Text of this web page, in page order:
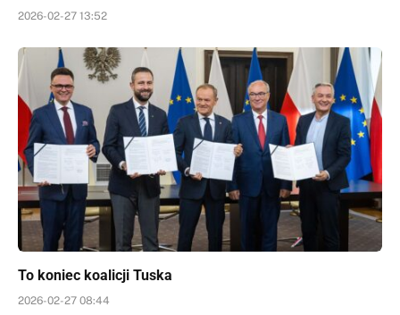
2026-02-27 13:52
To koniec koalicji Tuska
2026-02-27 08:44